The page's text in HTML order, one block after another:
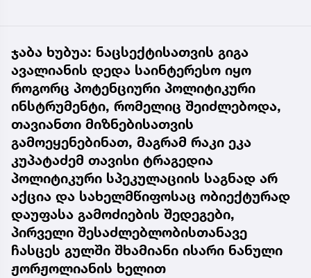
ჯაბა ხუბუა: ნაცსექტისათვის გიგა
ავალიანის დედა საინტერესო იყო
როგორც პოტენციური პოლიტიკური
ინსტრუმენტი, რომელიც შეიძლებოდა,
თავიანთი მიზნებისათვის
გამოეყენებინათ, მაგრამ რაკი ეკა
კუპატაძემ თავისი ტრაგედია
პოლიტიკური სპეკულაციის საგნად არ
აქცია და სახელმწიფოსაც ობიექტურად
დაუფასა გამოძიების შედეგები,
პირველი შესაძლებლობისთანავე
ჩასცეს გულში შხამიანი ისარი ნანული
ჟორჟოლიანის ხელით